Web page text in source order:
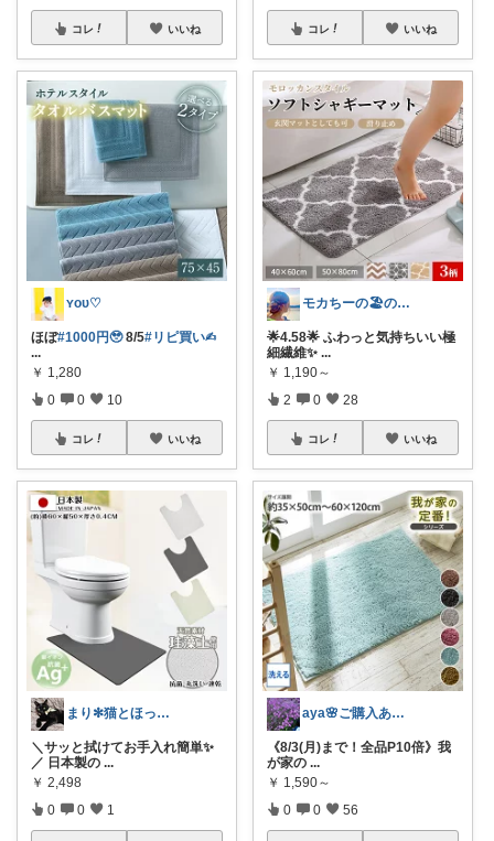
コレ いいね
ʏᴏᴜ♡
ほぼ#1000円🥹8/5#リピ買い✍︎
...
￥ 1,280
0 0 10
コレ いいね
まり✻猫とほっこり暮らし✻
＼サッと拭けてお手入れ簡単✨
／ 日本製の ...
￥ 2,498
0 0 1
コレ いいね
モカちーの🏖️のんびりライフ🐈✨
🌟4.58🌟 ふわっと気持ちいい極
細繊維✨ ...
￥ 1,190～
2 0 28
コレ いいね
aya🌸ご購入ありがとうございます✨
《8/3(月)まで！全品P10倍》我
が家の ...
￥ 1,590～
0 0 56